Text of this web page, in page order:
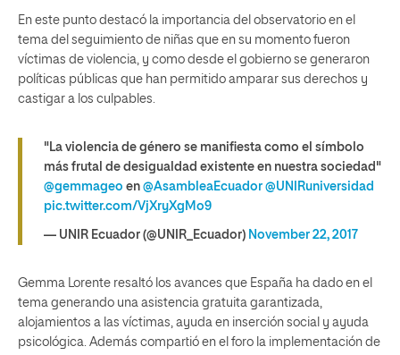
En este punto destacó la importancia del observatorio en el
tema del seguimiento de niñas que en su momento fueron
víctimas de violencia, y como desde el gobierno se generaron
políticas públicas que han permitido amparar sus derechos y
castigar a los culpables.
"La violencia de género se manifiesta como el símbolo
más frutal de desigualdad existente en nuestra sociedad"
@gemmageo en @AsambleaEcuador @UNIRuniversidad
pic.twitter.com/VjXryXgMo9
— UNIR Ecuador (@UNIR_Ecuador) November 22, 2017
Gemma Lorente resaltó los avances que España ha dado en el
tema generando una asistencia gratuita garantizada,
alojamientos a las víctimas, ayuda en inserción social y ayuda
psicológica. Además compartió en el foro la implementación de